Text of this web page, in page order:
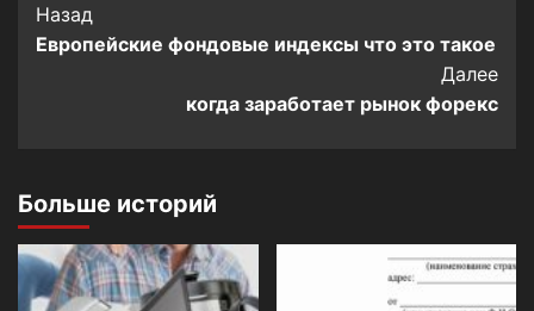
Post
Navigation
Назад
Европейские фондовые индексы что это такое
Далее
когда заработает рынок форекс
Больше историй